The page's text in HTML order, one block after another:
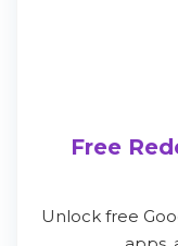
Free
Unlock free